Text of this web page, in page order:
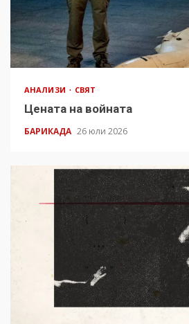
АНАЛИЗИ СВЯТ
Цената на войната
БАРИКАДА 26 юли 2026